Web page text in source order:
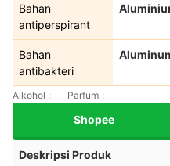
Bahan
antiperspirant
Bahan
antibakteri
Alkohol Parfum
Shopee
Deskripsi Produk